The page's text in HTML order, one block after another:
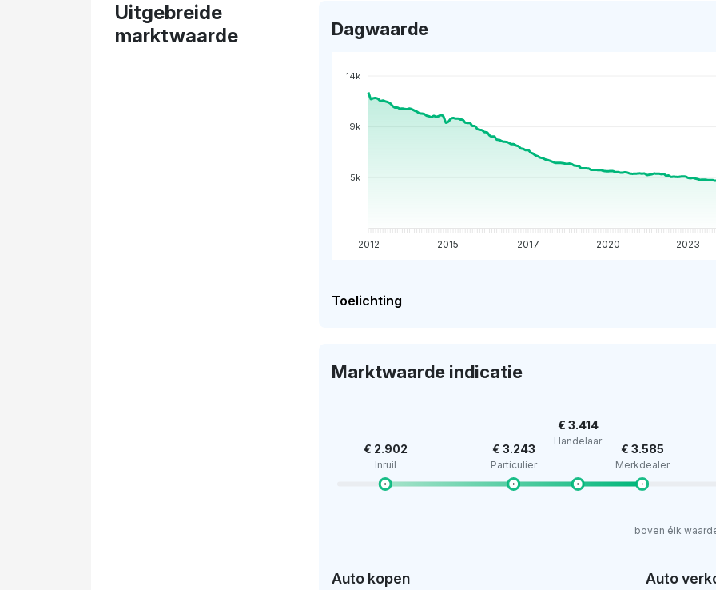
Uitgebreide
marktwaarde
Dagwaarde
14k
9k
5k
2012 2015 2017 2020 2023
Toelichting
Marktwaarde indicatie
€ 2.902
Inruil
€ 3.243
Particulier
€ 3.414
Handelaar
€ 3.585
Merkdealer
boven élk
Auto kopen Auto